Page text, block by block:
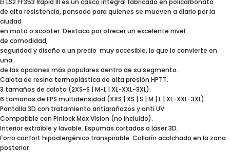
de alta resistencia, pensado para quienes se mueven a diario por la
ciudad
en moto o scooter. Destaca por ofrecer un excelente nivel
de comodidad,
seguridad y diseño a un precio muy accesible, lo que lo convierte en
una
de las opciones más populares dentro de su segmento.
Calota de resina termoplástica de alta presión HPTT.
3 tamaños de calota (2XS-S | M-L | XL-XXL-3XL).
6 tamaños de EPS multidensidad (XXS | XS | S | M | L | XL-XXL-3XL).
Pantalla 3D con tratamiento antiarañazos y anti UV.
Compatible con Pinlock Max Vision (no incluido).
Interior extraíble y lavable. Espumas cortadas a láser 3D.
Forro confort hipoalergénico transpirable. Collarín acolchado en la zona
posterior